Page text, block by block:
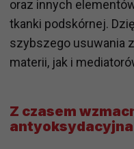
oraz innych
tkanki podskórnej.
szybszego usuwania
materii, jak i
Z czasem
antyoksydacyjna